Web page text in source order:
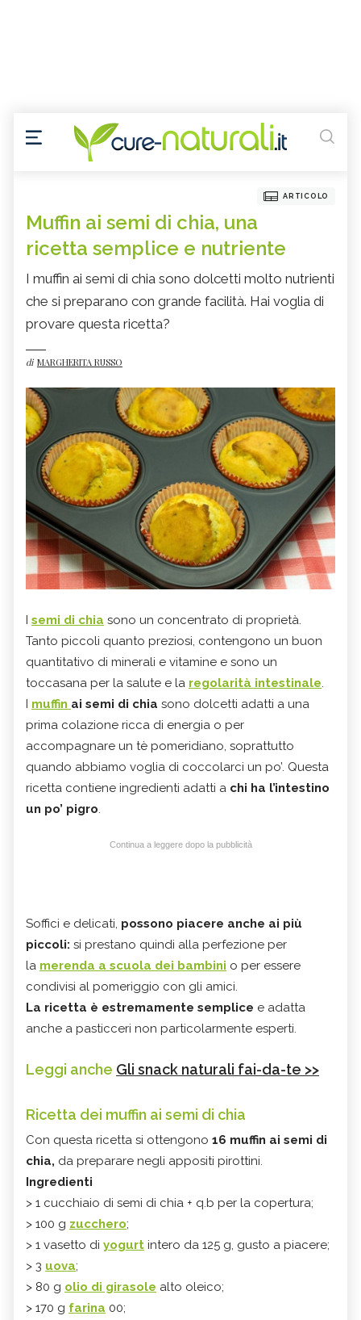
ARTICOLO
Muffin ai semi di chia, una
ricetta semplice e nutriente
I muffin ai semi di chia sono dolcetti molto nutrienti
che si preparano con grande facilità. Hai voglia di
provare questa ricetta?
di MARGHERITA RUSSO
I semi di chia sono un concentrato di proprietà.
Tanto piccoli quanto preziosi, contengono un buon
quantitativo di minerali e vitamine e sono un
toccasana per la salute e la regolarità intestinale.
I muffin ai semi di chia sono dolcetti adatti a una
prima colazione ricca di energia o per
accompagnare un tè pomeridiano, soprattutto
quando abbiamo voglia di coccolarci un po’. Questa
ricetta contiene ingredienti adatti a chi ha l’intestino
un po’ pigro.
Continua a leggere dopo la pubblicità
Soffici e delicati, possono piacere anche ai più
piccoli: si prestano quindi alla perfezione per
la merenda a scuola dei bambini o per essere
condivisi al pomeriggio con gli amici.
La ricetta è estremamente semplice e adatta
anche a pasticceri non particolarmente esperti.
Leggi anche Gli snack naturali fai-da-te >>
Ricetta dei muffin ai semi di chia
Con questa ricetta si ottengono 16 muffin ai semi di
chia, da preparare negli appositi pirottini.
Ingredienti
> 1 cucchiaio di semi di chia + q.b per la copertura;
> 100 g zucchero;
> 1 vasetto di yogurt intero da 125 g, gusto a piacere;
> 3 uova;
> 80 g olio di girasole alto oleico;
> 170 g farina 00;